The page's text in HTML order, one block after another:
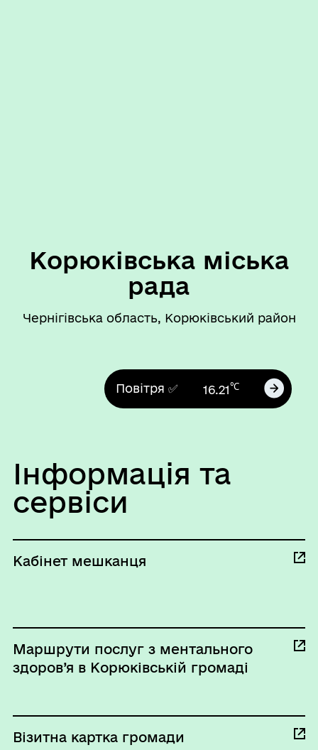
Корюківська міська
рада
Чернігівська область, Корюківський район
Повітря ✅ 16.21℃
Інформація та
сервіси
Кабінет мешканця
Маршрути послуг з ментального
здоров’я в Корюківській громаді
Візитна картка громади